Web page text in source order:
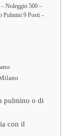
Noleggio 500 –
Pulmini 9 Posti –
pulmino o di
con il